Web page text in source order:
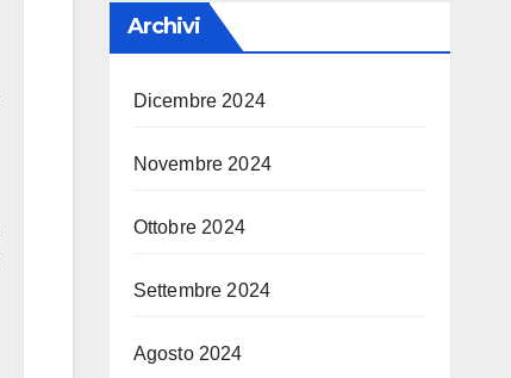
Archivi
Dicembre 2024
Novembre 2024
Ottobre 2024
Settembre 2024
Agosto 2024